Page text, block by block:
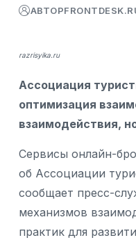
АВТОР
razrisyika.ru
Ассоциация
оптимизация
взаимодействия,
Сервисы онлайн-
об Ассоциации
сообщает пресс-
механизмов
практик для